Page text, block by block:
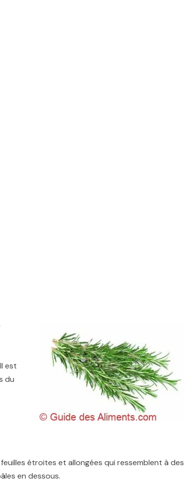
est
du
étroites et allongées qui ressemblent à des
en dessous.